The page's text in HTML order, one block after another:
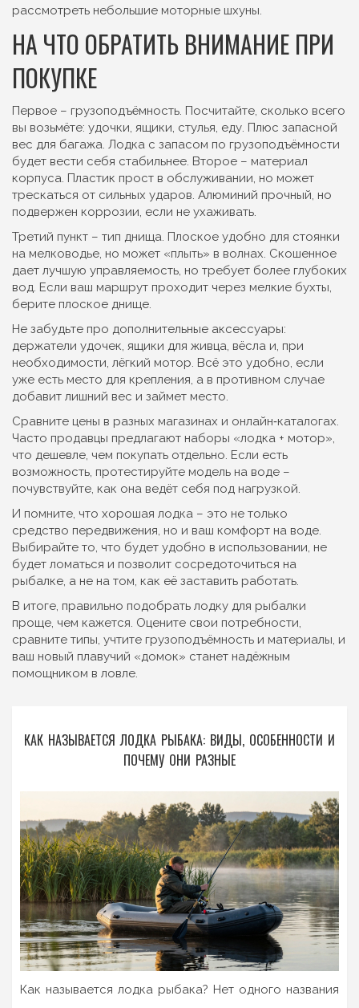
рассмотреть небольшие моторные шхуны.
НА ЧТО ОБРАТИТЬ ВНИМАНИЕ ПРИ
ПОКУПКЕ
Первое – грузоподъёмность. Посчитайте, сколько всего
вы возьмёте: удочки, ящики, стулья, еду. Плюс запасной
вес для багажа. Лодка с запасом по грузоподъёмности
будет вести себя стабильнее. Второе – материал
корпуса. Пластик прост в обслуживании, но может
трескаться от сильных ударов. Алюминий прочный, но
подвержен коррозии, если не ухаживать.
Третий пункт – тип днища. Плоское удобно для стоянки
на мелководье, но может «плыть» в волнах. Скошенное
дает лучшую управляемость, но требует более глубоких
вод. Если ваш маршрут проходит через мелкие бухты,
берите плоское днище.
Не забудьте про дополнительные аксессуары:
держатели удочек, ящики для живца, вёсла и, при
необходимости, лёгкий мотор. Всё это удобно, если
уже есть место для крепления, а в противном случае
добавит лишний вес и займет место.
Сравните цены в разных магазинах и онлайн‑каталогах.
Часто продавцы предлагают наборы «лодка + мотор»,
что дешевле, чем покупать отдельно. Если есть
возможность, протестируйте модель на воде –
почувствуйте, как она ведёт себя под нагрузкой.
И помните, что хорошая лодка – это не только
средство передвижения, но и ваш комфорт на воде.
Выбирайте то, что будет удобно в использовании, не
будет ломаться и позволит сосредоточиться на
рыбалке, а не на том, как её заставить работать.
В итоге, правильно подобрать лодку для рыбалки
проще, чем кажется. Оцените свои потребности,
сравните типы, учтите грузоподъёмность и материалы, и
ваш новый плавучий «домок» станет надёжным
помощником в ловле.
КАК НАЗЫВАЕТСЯ ЛОДКА РЫБАКА: ВИДЫ, ОСОБЕННОСТИ И
ПОЧЕМУ ОНИ РАЗНЫЕ
Как называется лодка рыбака? Нет одного названия